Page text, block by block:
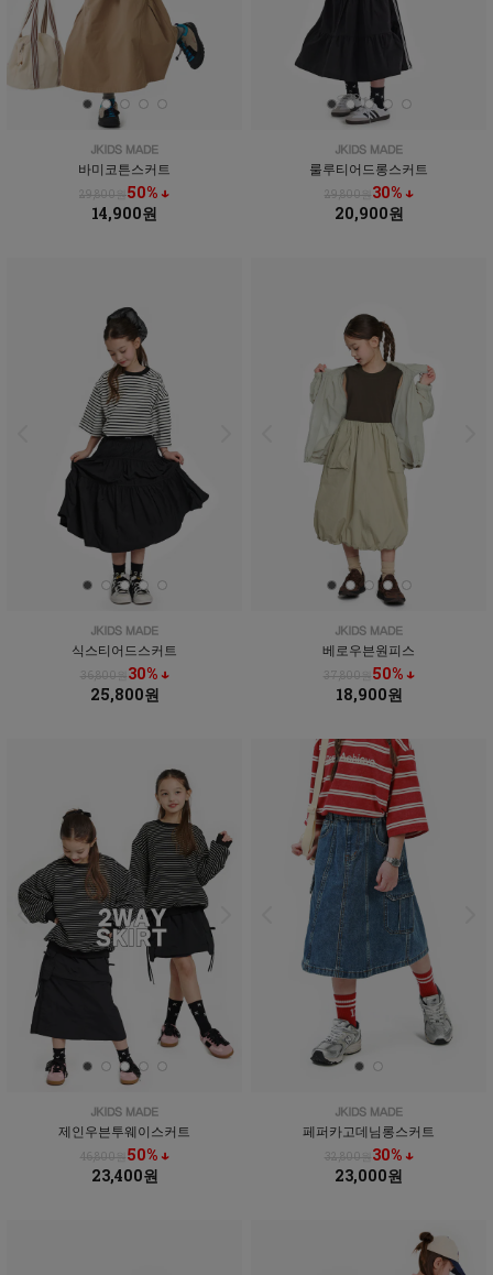
바미코튼스커트
29,800원50% ↓
14,900원
룰루티어드롱스커트
29,800원30% ↓
20,900원
식스티어드스커트
36,800원30% ↓
25,800원
베로우븐원피스
37,800원50% ↓
18,900원
제인우븐투웨이스커트
46,800원50% ↓
23,400원
페퍼카고데님롱스커트
32,800원30% ↓
23,000원